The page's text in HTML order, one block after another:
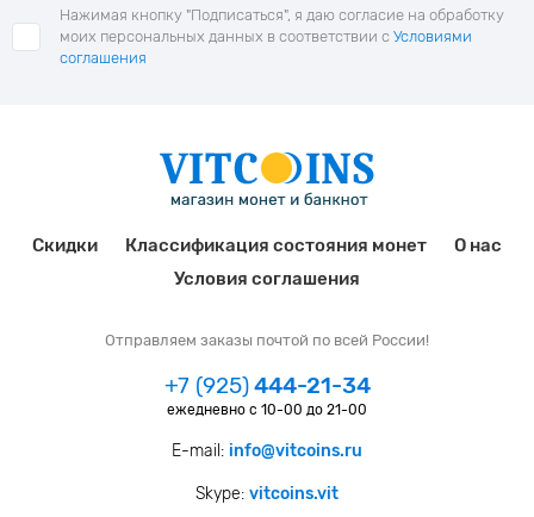
Нажимая кнопку "Подписаться", я даю согласие на обработку
моих персональных данных в соответствии с Условиями
соглашения
Скидки Классификация состояния монет
О нас
Условия соглашения
Отправляем заказы почтой по всей России!
+7 (925)444-21-34
ежедневно с 10-00 до 21-00
E-mail: info@vitcoins.ru
Skype: vitcoins.vit